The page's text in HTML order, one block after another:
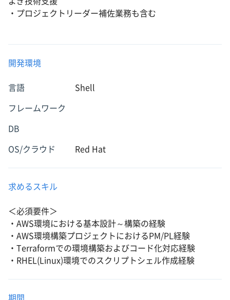
・プロジェクトリーダー補佐業務も含む
開発環境
言語 Shell
フレームワーク
DB
OS/クラウド Red Hat
求めるスキル
＜必須要件＞
・AWS環境における基本設計～構築の経験
・AWS環境構築プロジェクトにおけるPM/PL経験
・Terraformでの環境構築およびコード化対応経験
・RHEL(Linux)環境でのスクリプトシェル作成経験
期間